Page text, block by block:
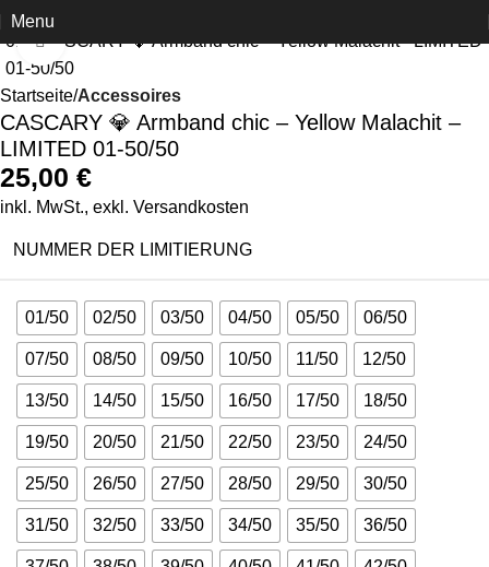
Menu
Click to enlarge
Startseite Accessoires
CASCARY 💎 Armband chic – Yellow Malachit –
LIMITED 01-50/50
25,00 €
inkl. MwSt., exkl. Versandkosten
NUMMER DER LIMITIERUNG
01/50 02/50 03/50 04/50 05/50 06/50
07/50 08/50 09/50 10/50 11/50 12/50
13/50 14/50 15/50 16/50 17/50 18/50
19/50 20/50 21/50 22/50 23/50 24/50
25/50 26/50 27/50 28/50 29/50 30/50
31/50 32/50 33/50 34/50 35/50 36/50